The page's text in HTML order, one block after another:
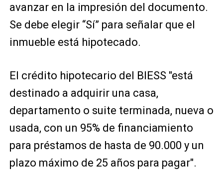
avanzar en la impresión del documento.
Se debe elegir “Sí” para señalar que el
inmueble está hipotecado.
El crédito hipotecario del BIESS "está
destinado a adquirir una casa,
departamento o suite terminada, nueva o
usada, con un 95% de financiamiento
para préstamos de hasta de 90.000 y un
plazo máximo de 25 años para pagar".